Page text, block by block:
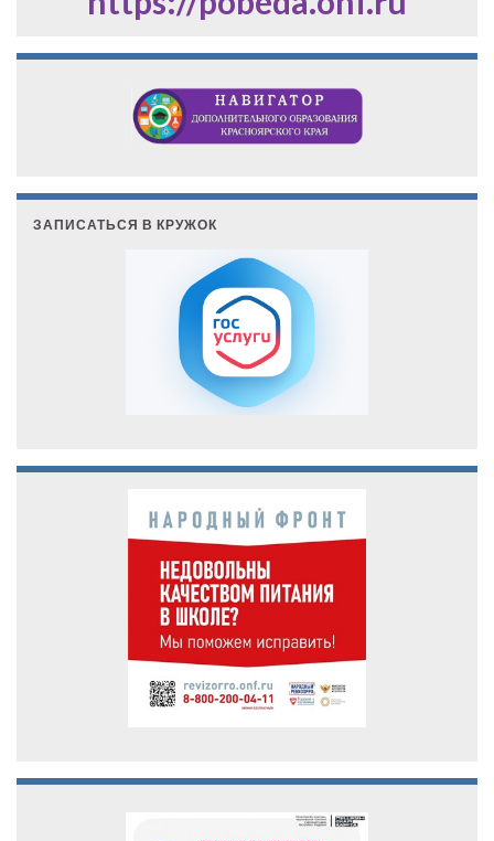
ЗАПИСАТЬСЯ В КРУЖОК